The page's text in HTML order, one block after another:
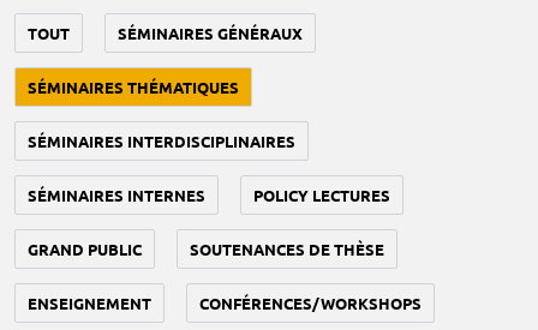
TOUT SÉMINAIRES GÉNÉRAUX
SÉMINAIRES THÉMATIQUES
SÉMINAIRES INTERDISCIPLINAIRES
SÉMINAIRES INTERNES POLICY LECTURES
GRAND PUBLIC SOUTENANCES DE THÈSE
ENSEIGNEMENT CONFÉRENCES/WORKSHOPS